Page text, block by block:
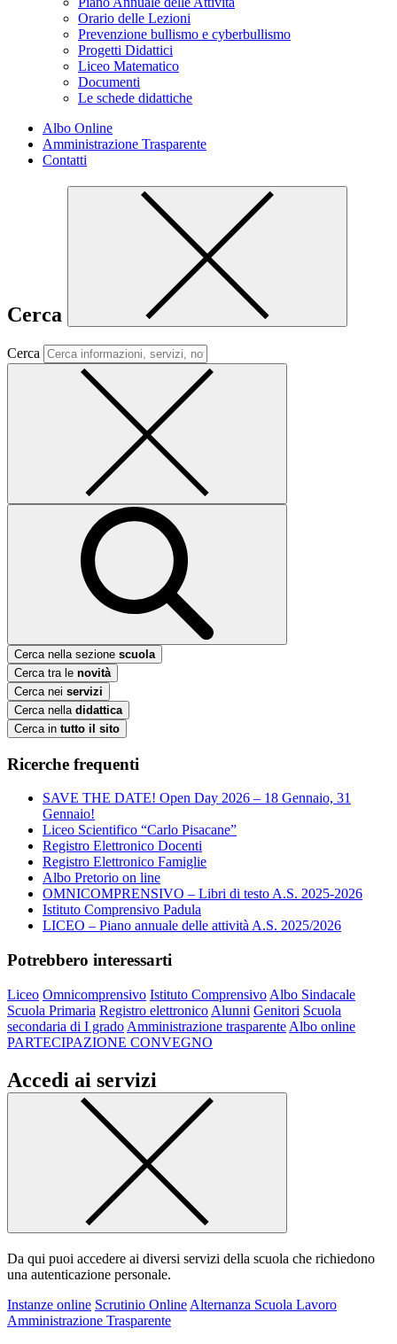
Orario delle Lezioni
Prevenzione bullismo e cyberbullismo
Progetti Didattici
Liceo Matematico
Documenti
Le schede didattiche
Albo Online
Amministrazione Trasparente
Contatti
Cerca
Cerca
Cerca nella sezione scuola
Cerca tra le novità
Cerca nei servizi
Cerca nella didattica
Cerca in tutto il sito
Ricerche frequenti
SAVE THE DATE! Open Day 2026 – 18 Gennaio, 31
Gennaio!
Liceo Scientifico “Carlo Pisacane”
Registro Elettronico Docenti
Registro Elettronico Famiglie
Albo Pretorio on line
OMNICOMPRENSIVO – Libri di testo A.S. 2025-2026
Istituto Comprensivo Padula
LICEO – Piano annuale delle attività A.S. 2025/2026
Potrebbero interessarti
Liceo Omnicomprensivo Istituto Comprensivo Albo Sindacale
Scuola Primaria Registro elettronico Alunni Genitori Scuola
secondaria di I grado Amministrazione trasparente Albo online
PARTECIPAZIONE CONVEGNO
Accedi ai servizi
Da qui puoi accedere ai diversi servizi della scuola che richiedono
una autenticazione personale.
Instanze online Scrutinio Online Alternanza Scuola Lavoro
Amministrazione Trasparente